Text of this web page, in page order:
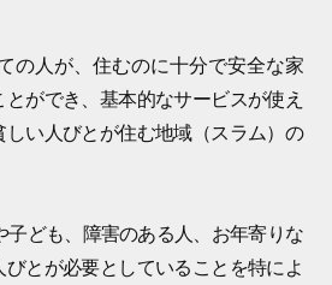
の人が、住むのに十分で安全な家
ができ、基本的なサービスが使え
い人びとが住む地域（スラム）の
子ども、障害のある人、お年寄りな
とが必要としていることを特によ